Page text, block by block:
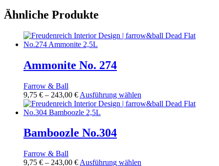
Ähnliche Produkte
Ammonite No. 274
Farrow & Ball
9,75 € – 243,00 €Preisspanne:
9,75 €
bis
Ausführung wählen
Produkt
Bamboozle No.304
Farrow & Ball
9,75 € – 243,00 €Preisspanne:
Ausführung wählen